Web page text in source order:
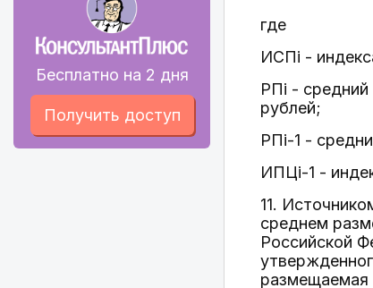
Бесплатно на 2 дня
Получить доступ
где
ИСПi -
РПi - средний
рублей;
РПi-1 -
ИПЦi-1 -
11.
среднем
Российской
размещаемая